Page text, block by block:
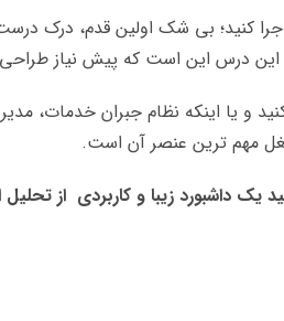
کنید؛ بی شک اولین قدم، درک
یک داشبورد زیبا و کاربردی از